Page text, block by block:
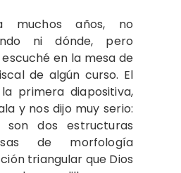
muchos años, no
ni dónde, pero
en la mesa de
de algún curso. El
primera diapositiva,
y nos dijo muy serio:
son dos estructuras
de morfología
triangular que Dios